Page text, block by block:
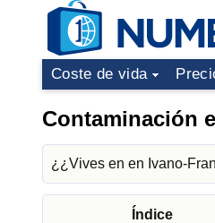
Coste de vida
Contaminación
¿¿Vives en en Ivano-
Índice